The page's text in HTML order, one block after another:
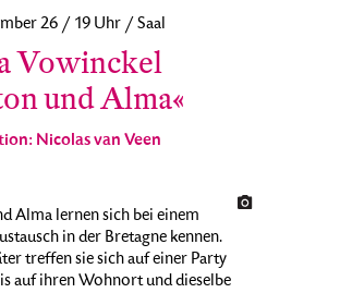
26 / 19 Uhr / Saal
Vowinckel
und Alma«
Nicolas van Veen
Alma lernen sich bei einem
in der Bretagne kennen.
treffen sie sich auf einer Party
auf ihren Wohnort und dieselbe